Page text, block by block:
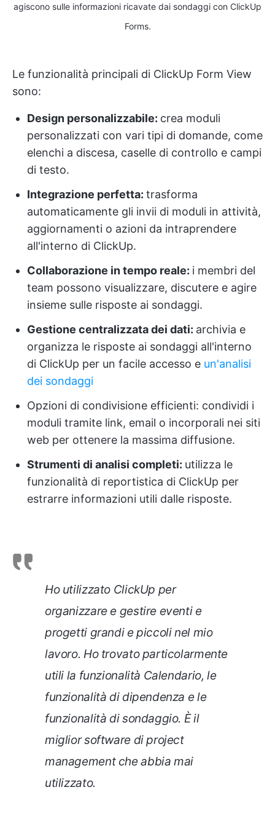
agiscono sulle informazioni ricavate dai sondaggi con ClickUp
Forms.
Le funzionalità principali di ClickUp Form View
sono:
Design personalizzabile: crea moduli
personalizzati con vari tipi di domande, come
elenchi a discesa, caselle di controllo e campi
di testo.
Integrazione perfetta: trasforma
automaticamente gli invii di moduli in attività,
aggiornamenti o azioni da intraprendere
all'interno di ClickUp.
Collaborazione in tempo reale: i membri del
team possono visualizzare, discutere e agire
insieme sulle risposte ai sondaggi.
Gestione centralizzata dei dati: archivia e
organizza le risposte ai sondaggi all'interno
di ClickUp per un facile accesso e un'analisi
dei sondaggi
Opzioni di condivisione efficienti: condividi i
moduli tramite link, email o incorporali nei siti
web per ottenere la massima diffusione.
Strumenti di analisi completi: utilizza le
funzionalità di reportistica di ClickUp per
estrarre informazioni utili dalle risposte.
Ho utilizzato ClickUp per
organizzare e gestire eventi e
progetti grandi e piccoli nel mio
lavoro. Ho trovato particolarmente
utili la funzionalità Calendario, le
funzionalità di dipendenza e le
funzionalità di sondaggio. È il
miglior software di project
management che abbia mai
utilizzato.